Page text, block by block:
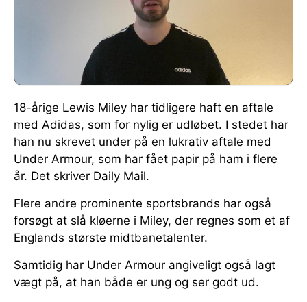
18-årige Lewis Miley har tidligere haft en aftale
med Adidas, som for nylig er udløbet. I stedet har
han nu skrevet under på en lukrativ aftale med
Under Armour, som har fået papir på ham i flere
år. Det skriver Daily Mail.
Flere andre prominente sportsbrands har også
forsøgt at slå kløerne i Miley, der regnes som et af
Englands største midtbanetalenter.
Samtidig har Under Armour angiveligt også lagt
vægt på, at han både er ung og ser godt ud.